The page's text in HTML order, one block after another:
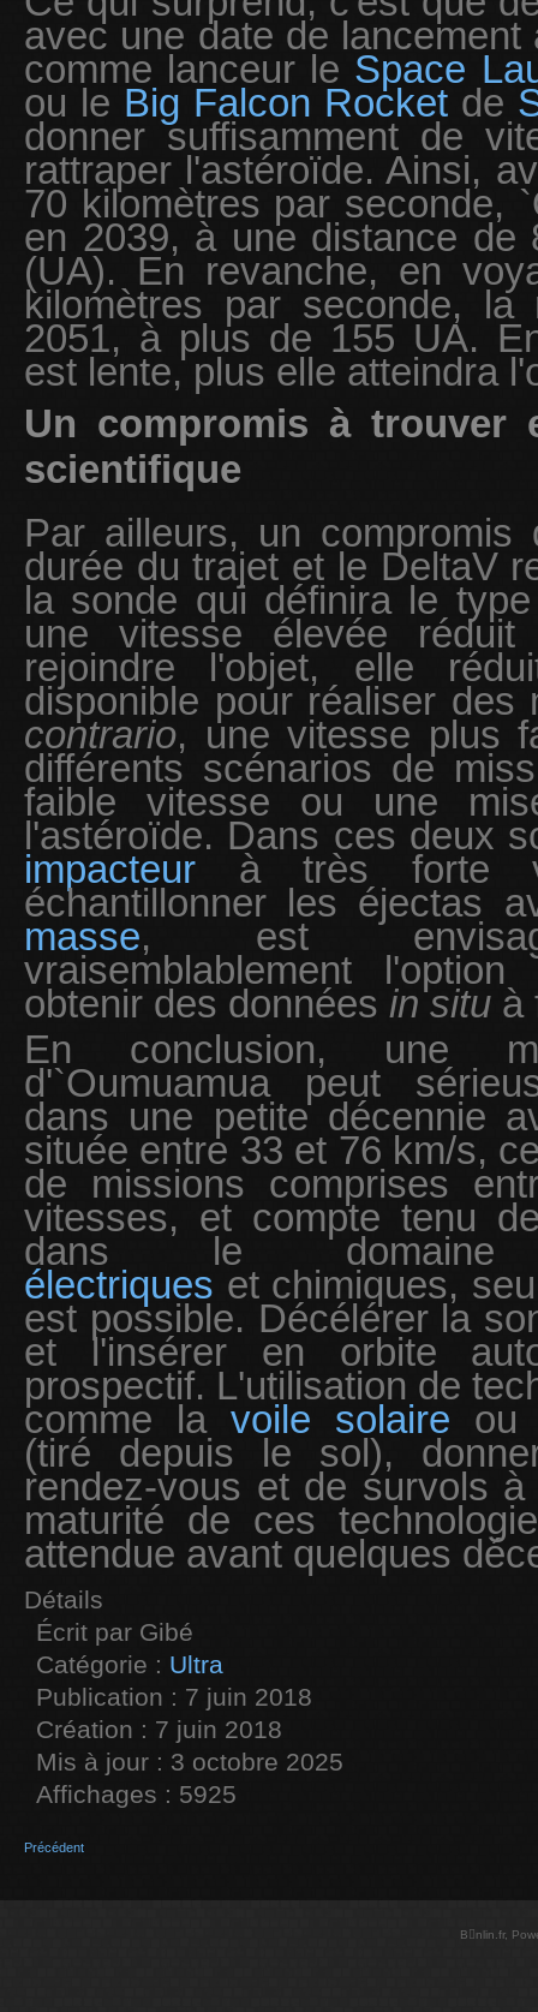
avec une date de
comme lanceur le Space
ou le Big Falcon Rocket de
donner suffisamment de
rattraper l'astéroïde. Ainsi,
70 kilomètres par seconde,
en 2039, à une distance
(UA). En revanche, en
kilomètres par seconde,
2051, à plus de 155 UA.
est lente, plus elle atteindra
Un compromis à trouver
scientifique
Par ailleurs, un
durée du trajet et le DeltaV
la sonde qui définira le
une vitesse élevée
rejoindre l'objet, elle
disponible pour réaliser
contrario, une vitesse plus
différents scénarios de
faible vitesse ou une
l'astéroïde. Dans ces deux
impacteur à très forte
échantillonner les éjectas
masse, est
vraisemblablement
obtenir des données in situ à
En conclusion, une
d'`Oumuamua peut
dans une petite décennie
située entre 33 et 76 km/s,
de missions comprises
vitesses, et compte tenu
dans le
électriques et chimiques,
est possible. Décélérer la
et l'insérer en orbite
prospectif. L'utilisation de
comme la voile solaire ou
(tiré depuis le sol),
rendez-vous et de survols
maturité de ces
attendue avant quelques
Détails
Écrit par Gibé
Catégorie : Ultra
Publication : 7 juin 2018
Création : 7 juin 2018
Mis à jour : 3 octobre 2025
Affichages : 5925
Précédent
Bnlin.fr,